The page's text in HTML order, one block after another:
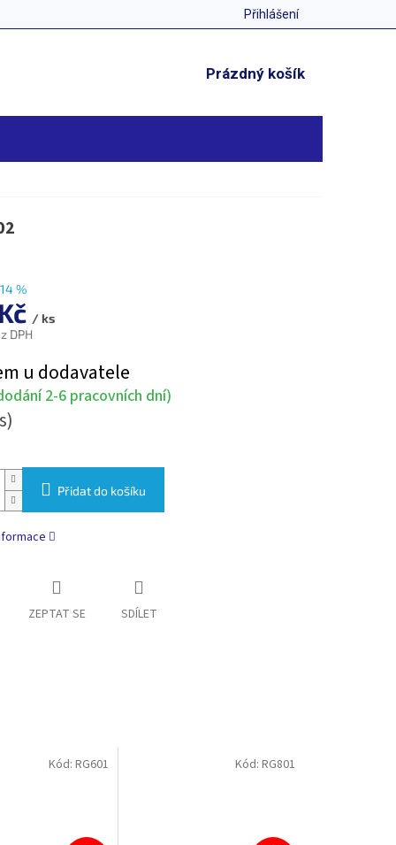
Přihlášení
NÁKUPNÍ
Prázdný košík
%
/ ks
DPH
u dodavatele
2-6 pracovních dní)
Přidat do košíku
ZEPTAT SE SDÍLET
Kód:RG601 Kód: RG801